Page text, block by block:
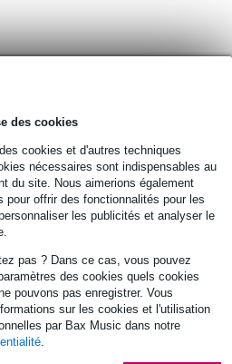
des cookies
cookies et d'autres techniques
nécessaires sont indispensables au
du site. Nous aimerions également
pour offrir des fonctionnalités pour les
les publicités et analyser le
pas ? Dans ce cas, vous pouvez
des cookies quels cookies
pouvons pas enregistrer. Vous
sur les cookies et l'utilisation
par Bax Music dans notre
au panier
3100PMG+ écran de
4:3 100 pouces
292 € 279 €
dès maintenant pour une
environ 4 semaines
au panier